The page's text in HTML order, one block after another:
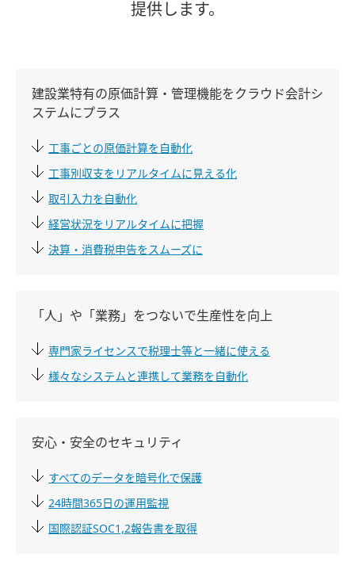
提供します。
建設業特有の原価計算・管理機能をクラウド会計シ
ステムにプラス
工事ごとの原価計算を自動化
工事別収支をリアルタイムに見える化
取引入力を自動化
経営状況をリアルタイムに把握
決算・消費税申告をスムーズに
「人」や「業務」をつないで生産性を向上
専門家ライセンスで税理士等と一緒に使える
様々なシステムと連携して業務を自動化
安心・安全のセキュリティ
すべてのデータを暗号化で保護
24時間365日の運用監視
国際認証SOC1,2報告書を取得